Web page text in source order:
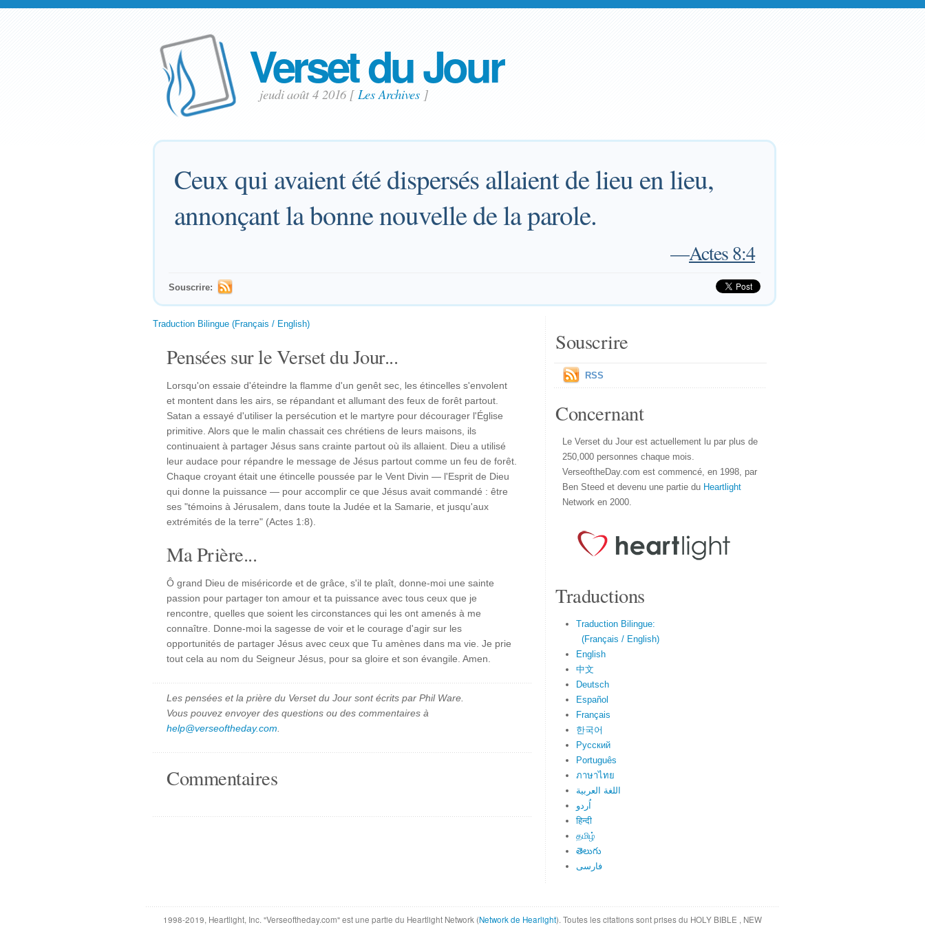
Verset du Jour
jeudi août 4 2016 [Les Archives]
Ceux qui avaient été dispersés allaient de lieu en lieu,
annonçant la bonne nouvelle de la parole.
—Actes 8:4
Souscrire:
Traduction Bilingue (Français / English)
Pensées sur le Verset du Jour...
Lorsqu'on essaie d'éteindre la flamme d'un genêt sec, les étincelles s'envolent
et montent dans les airs, se répandant et allumant des feux de forêt partout.
Satan a essayé d'utiliser la persécution et le martyre pour décourager l'Église
primitive. Alors que le malin chassait ces chrétiens de leurs maisons, ils
continuaient à partager Jésus sans crainte partout où ils allaient. Dieu a utilisé
leur audace pour répandre le message de Jésus partout comme un feu de forêt.
Chaque croyant était une étincelle poussée par le Vent Divin — l'Esprit de Dieu
qui donne la puissance — pour accomplir ce que Jésus avait commandé : être
ses "témoins à Jérusalem, dans toute la Judée et la Samarie, et jusqu'aux
extrémités de la terre" (Actes 1:8).
Ma Prière...
Ô grand Dieu de miséricorde et de grâce, s'il te plaît, donne-moi une sainte
passion pour partager ton amour et ta puissance avec tous ceux que je
rencontre, quelles que soient les circonstances qui les ont amenés à me
connaître. Donne-moi la sagesse de voir et le courage d'agir sur les
opportunités de partager Jésus avec ceux que Tu amènes dans ma vie. Je prie
tout cela au nom du Seigneur Jésus, pour sa gloire et son évangile. Amen.
Les pensées et la prière du Verset du Jour sont écrits par Phil Ware.
Vous pouvez envoyer des questions ou des commentaires à
help@verseoftheday.com
Commentaires
Souscrire
RSS
Concernant
Le Verset du Jour est actuellement lu par plus de
250,000 personnes chaque mois.
VerseoftheDay.com est commencé, en 1998, par
Ben Steed et devenu une partie du Heartlight
Network en 2000.
Traductions
Traduction Bilingue:
(Français / English)
English
中文
Deutsch
Español
Français
한국어
Русский
Português
ภาษาไทย
اللغة العربية
اُردو
हिन्दी
தமிழ்
తెలుగు
فارسی
1998-2019, Heartlight, Inc. "Verseoftheday.com" est une partie du Heartlight Network (Network de Hearlight). Toutes les citations sont prises du HOLY BIBLE , NEW